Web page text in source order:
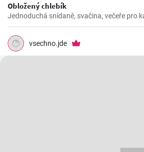
Obložený chlebík
Jednoduchá snídaně, svačina, večeře pro
vsechno.jde